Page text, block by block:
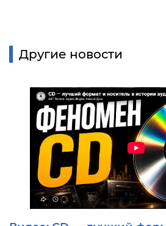
Другие новости